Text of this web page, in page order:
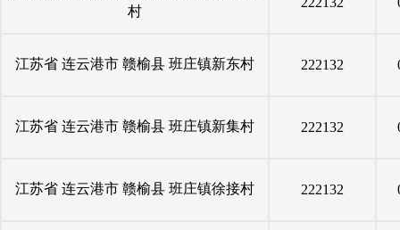
村
江苏省 连云港市 赣榆县 班庄镇新东村 222132
江苏省 连云港市 赣榆县 班庄镇新集村 222132
江苏省 连云港市 赣榆县 班庄镇徐接村 222132